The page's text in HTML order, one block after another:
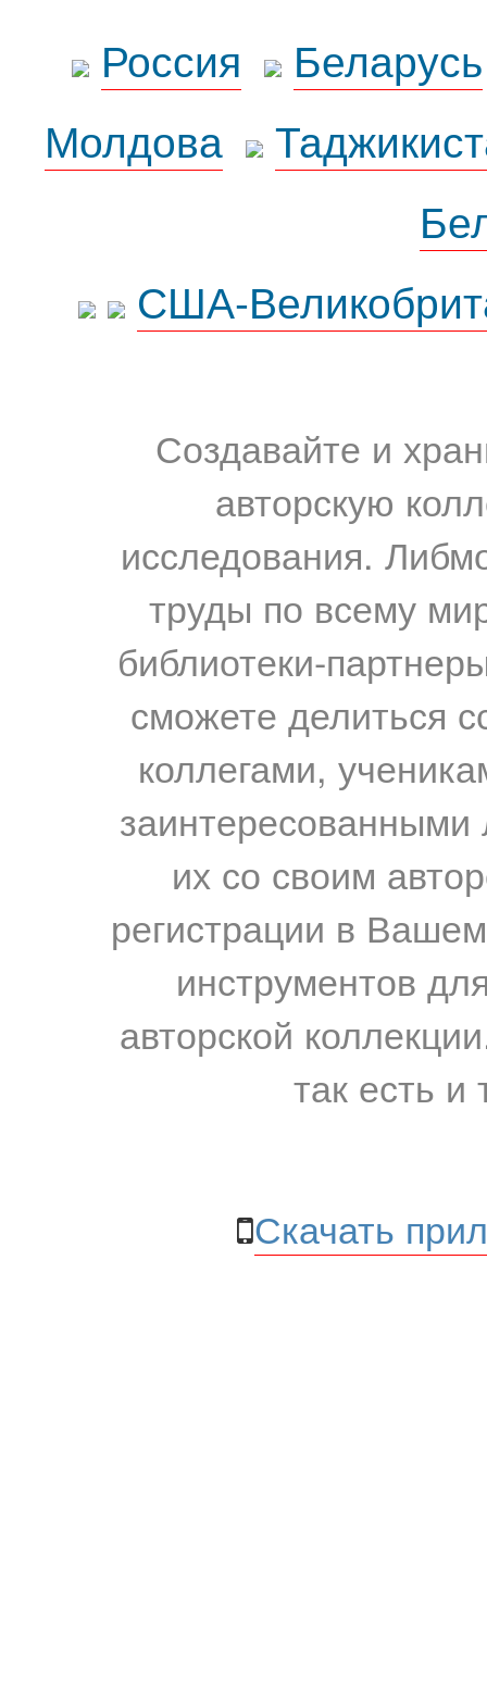
Россия
Беларусь
Молдова
США-
Создавайте и
авторскую
исследования.
труды по всему
библиотеки-
сможете делиться
коллегами,
их со своим
регистрации в
инструментов
авторской
так есть и
Скачать